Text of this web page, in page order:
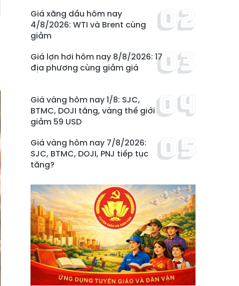
Giá xăng dầu hôm nay
4/8/2026: WTI và Brent cùng
giảm
Giá lợn hơi hôm nay 8/8/2026: 17
địa phương cùng giảm giá
Giá vàng hôm nay 1/8: SJC,
BTMC, DOJI tăng, vàng thế giới
giảm 59 USD
Giá vàng hôm nay 7/8/2026:
SJC, BTMC, DOJI, PNJ tiếp tục
tăng?